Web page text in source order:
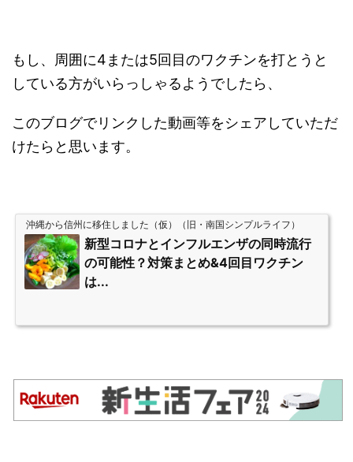
もし、周囲に4または5回目のワクチンを打とうと
している方がいらっしゃるようでしたら、
このブログでリンクした動画等をシェアしていただ
けたらと思います。
沖縄から信州に移住しました（仮）（旧・南国シンプルライフ）
新型コロナとインフルエンザの同時流行
の可能性？対策まとめ&4回目ワクチン
は...